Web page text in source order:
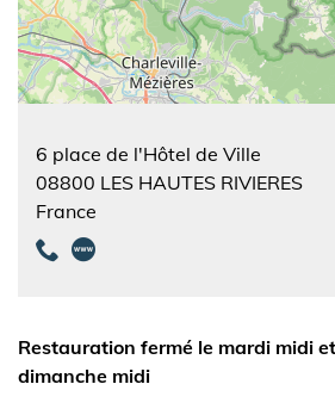
6 place de l'Hôtel de Ville
08800 LES HAUTES RIVIERES
France
Restauration fermé le mardi midi
dimanche midi